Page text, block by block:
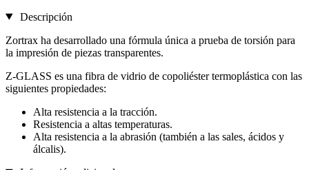
Descripción
Zortrax ha desarrollado una fórmula única a prueba de torsión para
la impresión de piezas transparentes.
Z-GLASS es una fibra de vidrio de copoliéster termoplástica con las
siguientes propiedades:
Alta resistencia a la tracción.
Resistencia a altas temperaturas.
Alta resistencia a la abrasión (también a las sales, ácidos y
álcalis).